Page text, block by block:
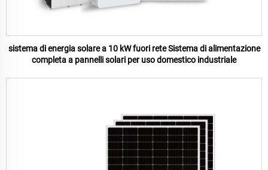
sistema di energia solare a 10 kW fuori rete Sistema di alimentazione
completa a pannelli solari per uso domestico industriale